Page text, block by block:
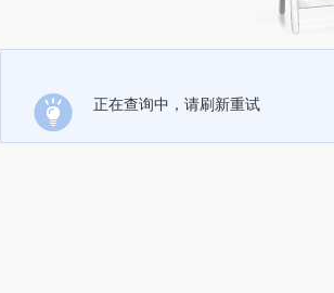
正在查询中，请刷新重试